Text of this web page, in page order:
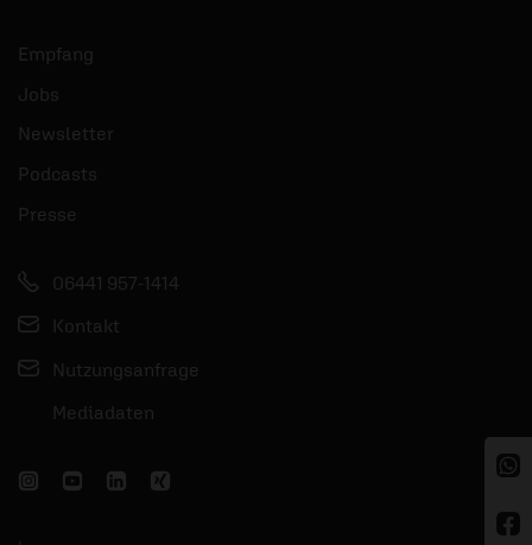
Empfang
Jobs
Newsletter
Podcasts
Presse
06441 957-1414
Kontakt
Nutzungsanfrage
Mediadaten